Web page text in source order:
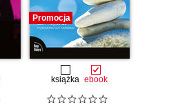
Promocja
książka ebook